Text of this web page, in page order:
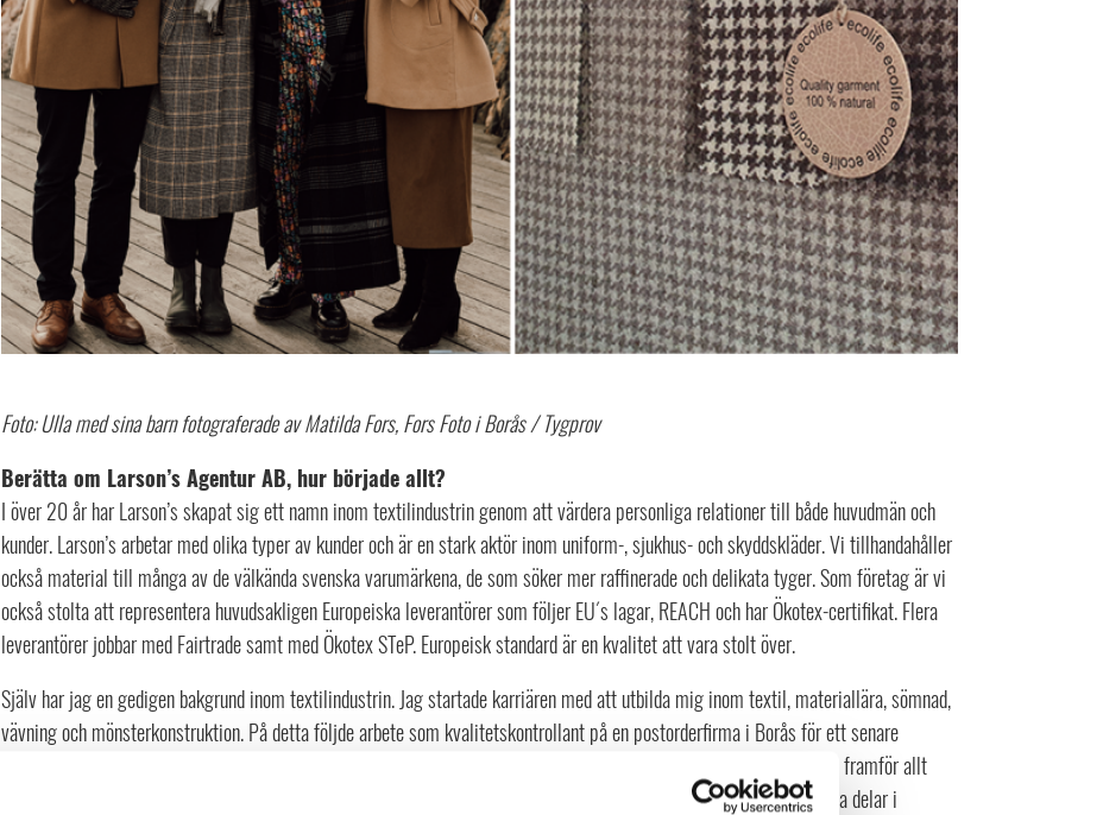
Foto: Ulla med sina barn fotograferade av Matilda Fors, Fors Foto i Borås / Tygprov
Berätta om Larson’s Agentur AB, hur började allt?
I över 20 år har Larson’s skapat sig ett namn inom textilindustrin genom att värdera personliga relationer till både huvudmän och
kunder. Larson’s arbetar med olika typer av kunder och är en stark aktör inom uniform-, sjukhus- och skyddskläder. Vi tillhandahåller
också material till många av de välkända svenska varumärkena, de som söker mer raffinerade och delikata tyger. Som företag är vi
också stolta att representera huvudsakligen Europeiska leverantörer som följer EU´s lagar, REACH och har Ökotex-certifikat. Flera
leverantörer jobbar med Fairtrade samt med Ökotex STeP. Europeisk standard är en kvalitet att vara stolt över.
Själv har jag en gedigen bakgrund inom textilindustrin. Jag startade karriären med att utbilda mig inom textil, materiallära, sömnad,
vävning och mönsterkonstruktion. På detta följde arbete som kvalitetskontrollant på en postorderfirma i Borås för ett senare
erbjudas en roll på inköpssidan. När tanken senare spirade på att starta eget, gavs det en möjlighet att representera framför allt
Europeiska vävare. Genom min erfarenhet från olika positioner inom textilindustrin har jag en stor förståelse från alla delar i